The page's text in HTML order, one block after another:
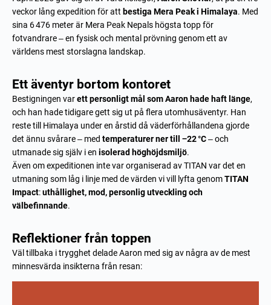
veckor lång expedition för att bestiga Mera Peak i Himalaya. Med
sina 6 476 meter är Mera Peak Nepals högsta topp för
fotvandrare – en fysisk och mental prövning genom ett av
världens mest storslagna landskap.
Ett äventyr bortom kontoret
Bestigningen varett personligt mål som Aaron hade haft länge,
och han hade tidigare gett sig ut på flera utomhusäventyr. Han
reste till Himalaya under en årstid då väderförhållandena gjorde
det ännu svårare – med temperaturer ner till −22 °C– och
utmanade sig själv i en isolerad höghöjdsmiljö.
Även om expeditionen inte var organiserad av TITAN var det en
utmaning som låg i linje med de värden vi vill lyfta genomTITAN
Impact:uthållighet, mod, personlig utveckling och
välbefinnande.
Reflektioner från toppen
Väl tillbaka i trygghet delade Aaron med sig av några av de mest
minnesvärda insikterna från resan: